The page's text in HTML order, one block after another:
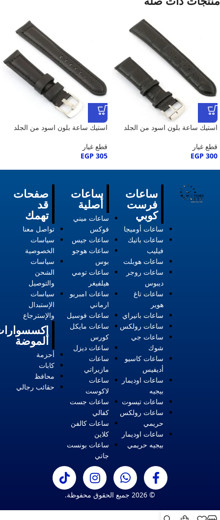
استيك ساعة بلون اسود من الجلد
قطع غيار
EGP 300
استيك ساعة بلون اسود من الجلد
قطع غيار
EGP 305
صفحات
قد
تهمك
تواصل معنا
سياسات
الخصوصية
سياسات
الشحن
والتوصيل
سياسات
الإستبدال
والإسترجاع
الموضة
أحزمة
كابات
محافظ
حقائب رجالي
ساعات
أصلية
ساعات ميني
فوكس
ساعات جيس
ساعات هوجو
بوس
ساعات تومي
هيلفيغر
ساعات امبريو
ارماني
ساعات فوسيل
ساعات مايكل
كورس
ساعات ديزل
ساعات
مازيراتي
ساعات
لاكوست
ساعات جست
كفالي
ساعات كالفن
كلاين
ساعات بونست
جاتي
ساعات
فرست
كوبي
ساعات أوميجا
ساعات باتيك
فيليب
ساعات هوبلت
ساعات روجر
ديبوس
ساعات تاغ
هوير
ساعات بانيراي
ساعات رولكس
ساعات جي
شوك
ساعات كاسيو
أديفيس
ساعات اوديمار
بيجيه
ساعات تيسوت
ساعات رولكس
حريمي
ساعات اوديمار
بيجيه حريمي
© 2026 جميع الحقوق محفوظة.